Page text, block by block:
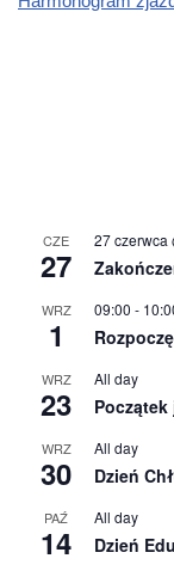
CZE
27
27 czerwca
WRZ
1
09:00 -
WRZ
23
All day
WRZ
30
All day
Dzień
PAŹ
14
All day
Dzień